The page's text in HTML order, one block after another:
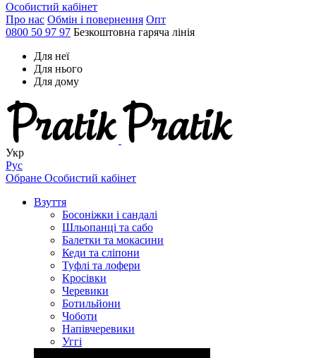
Особистий кабінет
Про нас Обмін і повернення Опт
0800 50 97 97 Безкоштовна гаряча лінія
Для неї
Для нього
Для дому
Укр
Рус
Обране Особистий кабінет
Взуття
Босоніжки і сандалі
Шльопанці та сабо
Балетки та мокасини
Кеди та сліпони
Туфлі та лофери
Кросівки
Черевики
Ботильйони
Чоботи
Напівчеревики
Уггі